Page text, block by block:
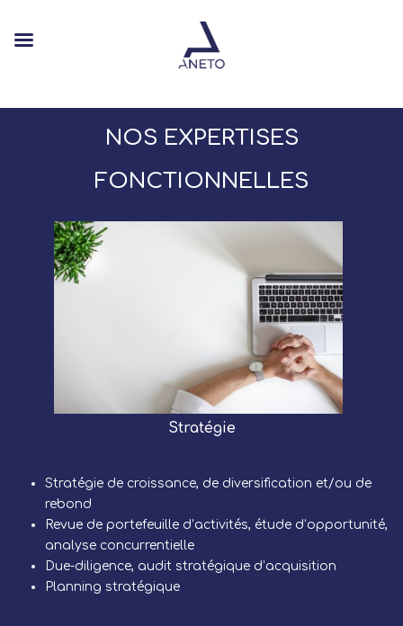
NOS EXPERTISES
FONCTIONNELLES
Stratégie
Stratégie de croissance, de diversification et/ou de
rebond
Revue de portefeuille d’activités, étude d’opportunité,
analyse concurrentielle
Due-diligence, audit stratégique d’acquisition
Planning stratégique